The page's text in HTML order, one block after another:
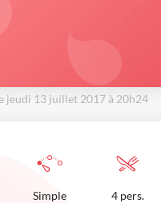
jeudi 13 juillet 2017 à 20h24
Simple 4 pers.